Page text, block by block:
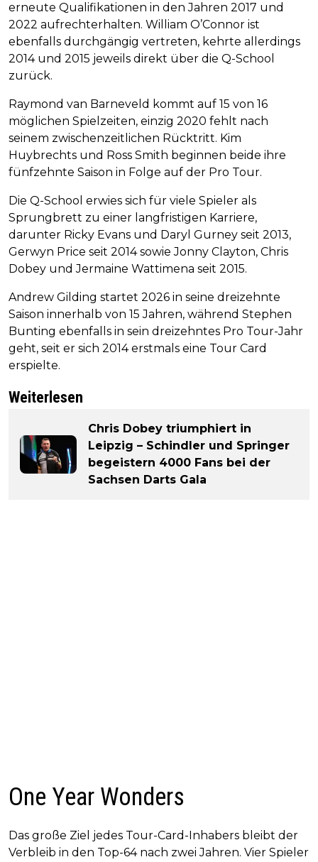
erneute Qualifikationen in den Jahren 2017 und
2022 aufrechterhalten. William O’Connor ist
ebenfalls durchgängig vertreten, kehrte allerdings
2014 und 2015 jeweils direkt über die Q-School
zurück.
Raymond van Barneveld kommt auf 15 von 16
möglichen Spielzeiten, einzig 2020 fehlt nach
seinem zwischenzeitlichen Rücktritt. Kim
Huybrechts und Ross Smith beginnen beide ihre
fünfzehnte Saison in Folge auf der Pro Tour.
Die Q-School erwies sich für viele Spieler als
Sprungbrett zu einer langfristigen Karriere,
darunter Ricky Evans und Daryl Gurney seit 2013,
Gerwyn Price seit 2014 sowie Jonny Clayton, Chris
Dobey und Jermaine Wattimena seit 2015.
Andrew Gilding startet 2026 in seine dreizehnte
Saison innerhalb von 15 Jahren, während Stephen
Bunting ebenfalls in sein dreizehntes Pro Tour-Jahr
geht, seit er sich 2014 erstmals eine Tour Card
erspielte.
Weiterlesen
Chris Dobey triumphiert in
Leipzig – Schindler und Springer
begeistern 4000 Fans bei der
Sachsen Darts Gala
One Year Wonders
Das große Ziel jedes Tour-Card-Inhabers bleibt der
Verbleib in den Top-64 nach zwei Jahren. Vier Spieler